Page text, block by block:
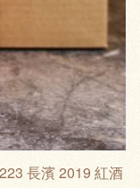
長濱 2019 紅酒